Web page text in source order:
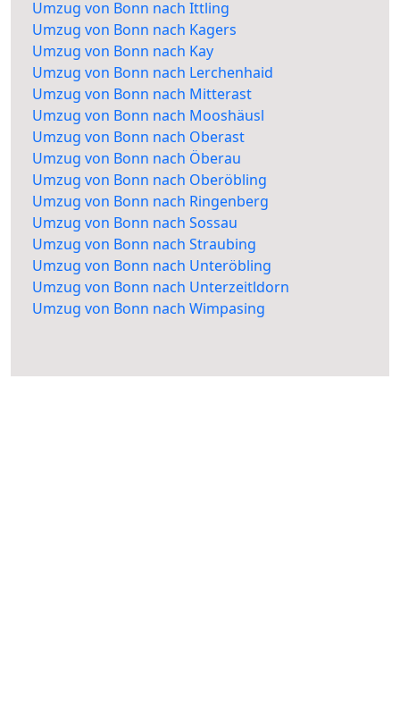
Umzug von Bonn nach Ittling
Umzug von Bonn nach Kagers
Umzug von Bonn nach Kay
Umzug von Bonn nach Lerchenhaid
Umzug von Bonn nach Mitterast
Umzug von Bonn nach Mooshäusl
Umzug von Bonn nach Oberast
Umzug von Bonn nach Öberau
Umzug von Bonn nach Oberöbling
Umzug von Bonn nach Ringenberg
Umzug von Bonn nach Sossau
Umzug von Bonn nach Straubing
Umzug von Bonn nach Unteröbling
Umzug von Bonn nach Unterzeitldorn
Umzug von Bonn nach Wimpasing